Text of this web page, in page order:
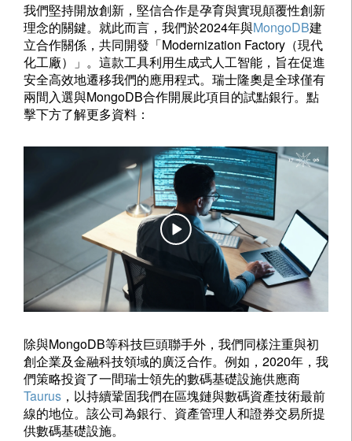
我們堅持開放創新，堅信合作是孕育與實現顛覆性創新
理念的關鍵。就此而言，我們於2024年與MongoDB建
立合作關係，共同開發「Modernization Factory（現代
化工廠）」。這款工具利用生成式人工智能，旨在促進
安全高效地遷移我們的應用程式。瑞士隆奧是全球僅有
兩間入選與MongoDB合作開展此項目的試點銀行。點
擊下方了解更多資料：
除與MongoDB等科技巨頭聯手外，我們同樣注重與初
創企業及金融科技領域的廣泛合作。例如，2020年，我
們策略投資了一間瑞士領先的數碼基礎設施供應商
Taurus ，以持續鞏固我們在區塊鏈與數碼資產技術最前
線的地位。該公司為銀行、資產管理人和證券交易所提
供數碼基礎設施。